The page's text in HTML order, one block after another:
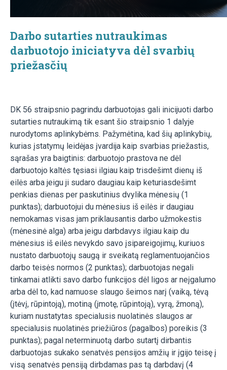
Darbo sutarties nutraukimas
darbuotojo iniciatyva dėl svarbių
priežasčių
DK 56 straipsnio pagrindu darbuotojas gali inicijuoti darbo
sutarties nutraukimą tik esant šio straipsnio 1 dalyje
nurodytoms aplinkybėms. Pažymėtina, kad šių aplinkybių,
kurias įstatymų leidėjas įvardija kaip svarbias priežastis,
sąrašas yra baigtinis: darbuotojo prastova ne dėl
darbuotojo kaltės tęsiasi ilgiau kaip trisdešimt dienų iš
eilės arba jeigu ji sudaro daugiau kaip keturiasdešimt
penkias dienas per paskutinius dvylika mėnesių (1
punktas); darbuotojui du mėnesius iš eilės ir daugiau
nemokamas visas jam priklausantis darbo užmokestis
(mėnesinė alga) arba jeigu darbdavys ilgiau kaip du
mėnesius iš eilės nevykdo savo įsipareigojimų, kuriuos
nustato darbuotojų saugą ir sveikatą reglamentuojančios
darbo teisės normos (2 punktas); darbuotojas negali
tinkamai atlikti savo darbo funkcijos dėl ligos ar neįgalumo
arba dėl to, kad namuose slaugo šeimos narį (vaiką, tėvą
(įtėvį, rūpintoją), motiną (įmotę, rūpintoją), vyrą, žmoną),
kuriam nustatytas specialusis nuolatinės slaugos ar
specialusis nuolatinės priežiūros (pagalbos) poreikis (3
punktas); pagal neterminuotą darbo sutartį dirbantis
darbuotojas sukako senatvės pensijos amžių ir įgijo teisę į
visą senatvės pensiją dirbdamas pas tą darbdavį (4